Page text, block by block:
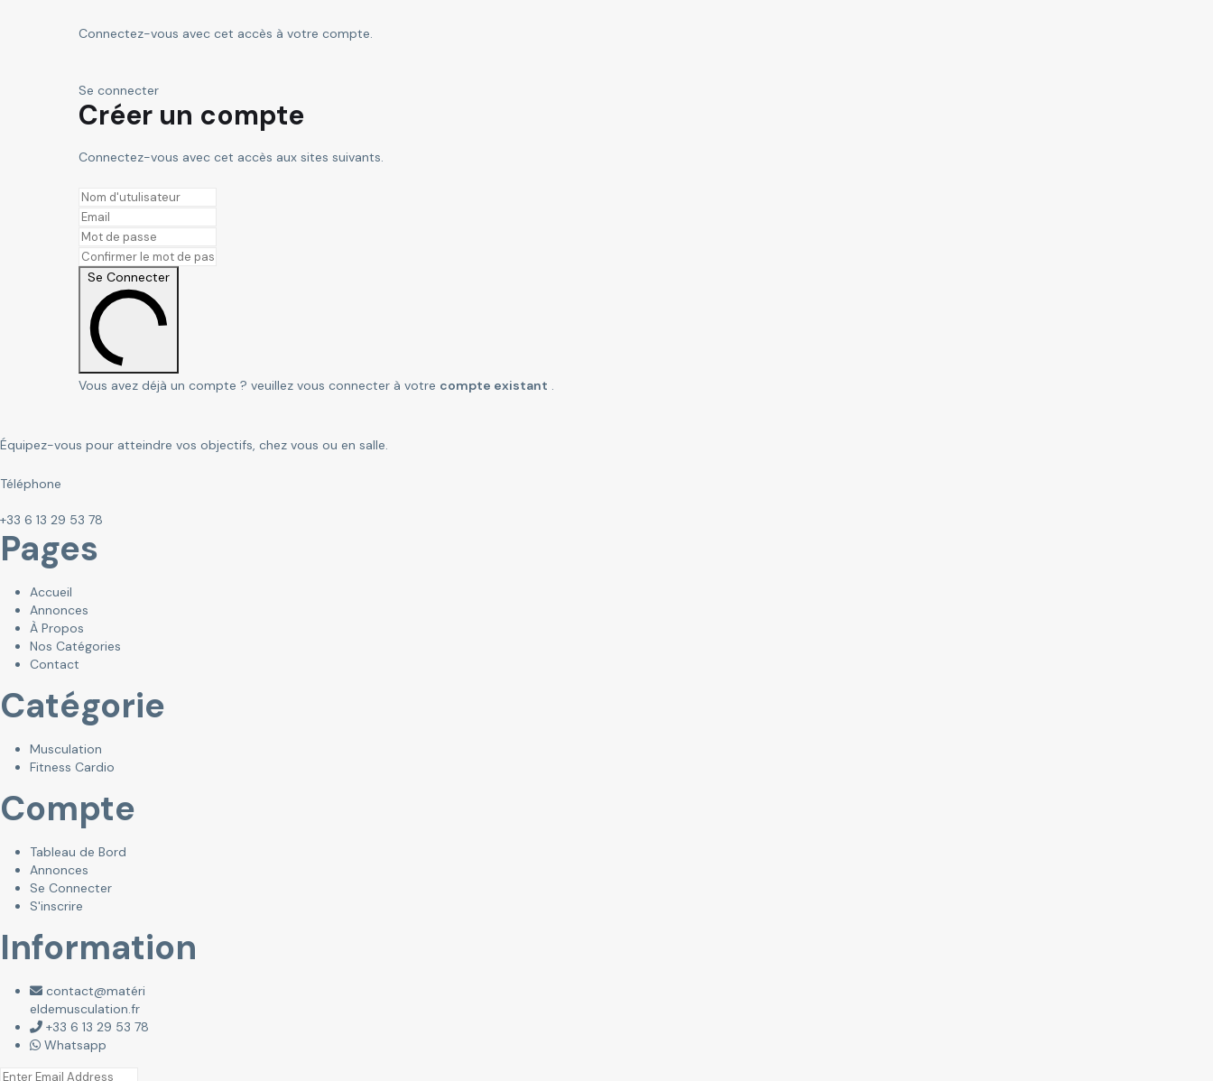
Connectez-vous avec cet accès à votre compte.
Se connecter
Créer un compte
Connectez-vous avec cet accès aux sites suivants.
Se Connecter
Vous avez déjà un compte ? veuillez vous connecter à votre compte existant .
Équipez-vous pour atteindre vos objectifs, chez vous ou en salle.
Téléphone
+33 6 13 29 53 78
Pages
Accueil
Annonces
À Propos
Nos Catégories
Contact
Catégorie
Musculation
Fitness Cardio
Compte
Tableau de Bord
Annonces
Se Connecter
S'inscrire
Information
contact@matéri
eldemusculation.fr
+33 6 13 29 53 78
Whatsapp